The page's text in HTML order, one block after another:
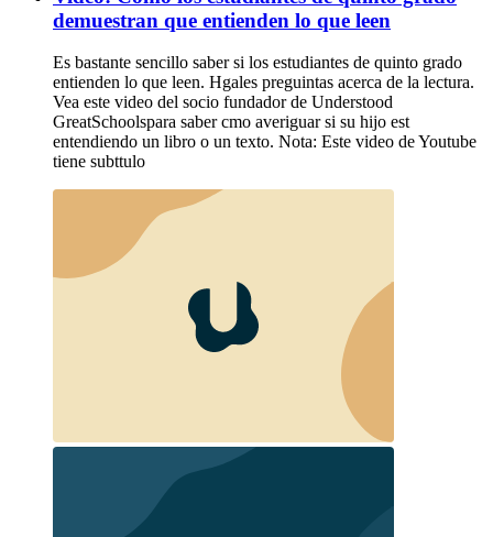
demuestran que entienden lo que leen
Es bastante sencillo saber si los estudiantes de quinto grado
entienden lo que leen. Hgales preguintas acerca de la lectura.
Vea este video del socio fundador de Understood
GreatSchoolspara saber cmo averiguar si su hijo est
entendiendo un libro o un texto. Nota: Este video de Youtube
tiene subttulo